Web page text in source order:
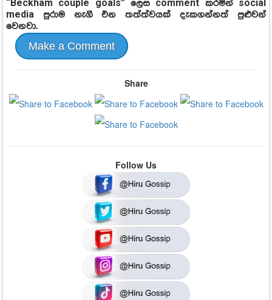
“Beckham couple goals” ලෙස comment කරමින් social
media පුරාම නැගී එන තත්ත්වයක් දැකගන්නත් පුළුවන්
වෙනවා.
Make a Comment
Share
Follow Us